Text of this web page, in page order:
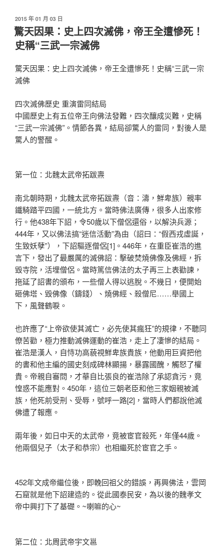
發
佈
於
2015 年 01 月 03 日
驚天因果：史上四次滅佛，帝王全遭慘死！
史稱“三武一宗滅佛
驚天因果：史上四次滅佛，帝王全遭慘死！史稱“三武一宗
滅佛
四次滅佛歷史 重演雷同結局
中國歷史上有五位帝王向佛法發難，四次釀成災難，史稱
“三武一宗滅佛”。情節各異，結局卻驚人的雷同，對後人是
驚人的警醒。
第一位：北魏太武帝拓跋燾
南北朝時期，北魏太武帝拓跋燾（音：濤，鮮卑族）親率
鐵騎踏平四國，一統北方。當時佛法廣傳，很多人出家修
行。他438年下詔，令50歲以下僧侶還俗，以解決兵源；
444年，又以佛法搞“迷信活動”為由（詔曰：“假西戎虛誕，
生致妖孽”），下詔驅逐僧侶[1]。446年，在重臣崔浩的進
言下，發出了最嚴厲的滅佛詔：擊破焚燒佛像及佛經，拆
毀寺院，活埋僧侶。當時篤信佛法的太子再三上表勸諫，
拖延了詔書的頒布，一些僧人得以逃脫。不幾日，便開始
砸佛塔、毀佛像（鑄錢）、燒佛經、殺僧尼……舉國上
下，風聲鶴唳。
也許應了“上帝欲使其滅亡，必先使其瘋狂”的規律，不聽同
僚苦勸，極力推動滅佛運動的崔浩，走上了凄慘的結局。
崔浩是漢人，自恃功高藐視鮮卑族貴族，他動用巨資把他
的書和他主編的國史刻成碑林顯揚，暴露國醜，觸怒了權
貴。帝親自審問，才華自比張良的崔浩除了承認貪污，竟
惶惑不能應對。450年，這位三朝老臣和他三家姻親被滅
族，他死前受刑、受辱，號呼一路[2]，當時人們都說他滅
佛遭了報應。
兩年後，如日中天的太武帝，竟被宦官殺死，年僅44歲。
他兩個兒子（太子和恭宗）也相繼死於宦官之手。
452年文成帝繼位後，即輓回祖父的錯誤，再興佛法，雲岡
石窟就是他下詔建造的。從此國泰民安，為以後的魏孝文
帝中興打下了基礎。~喇嘛的心~
第二位：北周武帝宇文邕